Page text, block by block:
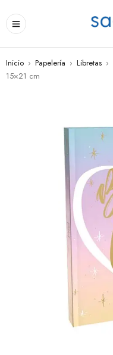
Inicio › Papelería › Libretas ›
15×21 cm